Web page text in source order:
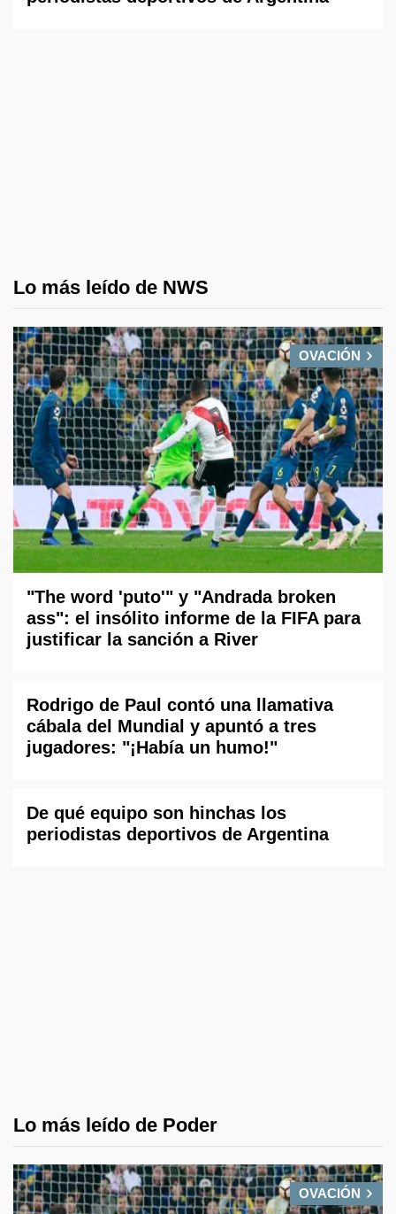
Lo más leído de NWS
OVACIÓN
"The word 'puto'" y "Andrada broken
ass": el insólito informe de la FIFA para
justificar la sanción a River
Rodrigo de Paul contó una llamativa
cábala del Mundial y apuntó a tres
jugadores: "¡Había un humo!"
De qué equipo son hinchas los
periodistas deportivos de Argentina
Lo más leído de Poder
OVACIÓN